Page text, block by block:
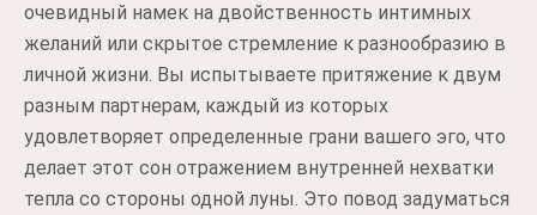
очевидный намек на двойственность интимных
желаний или скрытое стремление к разнообразию в
личной жизни. Вы испытываете притяжение к двум
разным партнерам, каждый из которых
удовлетворяет определенные грани вашего эго, что
делает этот сон отражением внутренней нехватки
тепла со стороны одной луны. Это повод задуматься